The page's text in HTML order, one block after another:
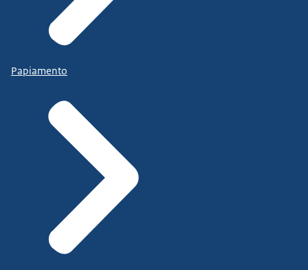
Papiamento